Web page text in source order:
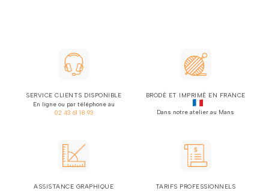
SERVICE CLIENTS DISPONIBLE
En ligne ou par téléphone au
02 43 61 18 93
BRODÉ ET IMPRIMÉ EN FRANCE
Dans notre atelier au Mans
ASSISTANCE GRAPHIQUE
TARIFS PROFESSIONNELS